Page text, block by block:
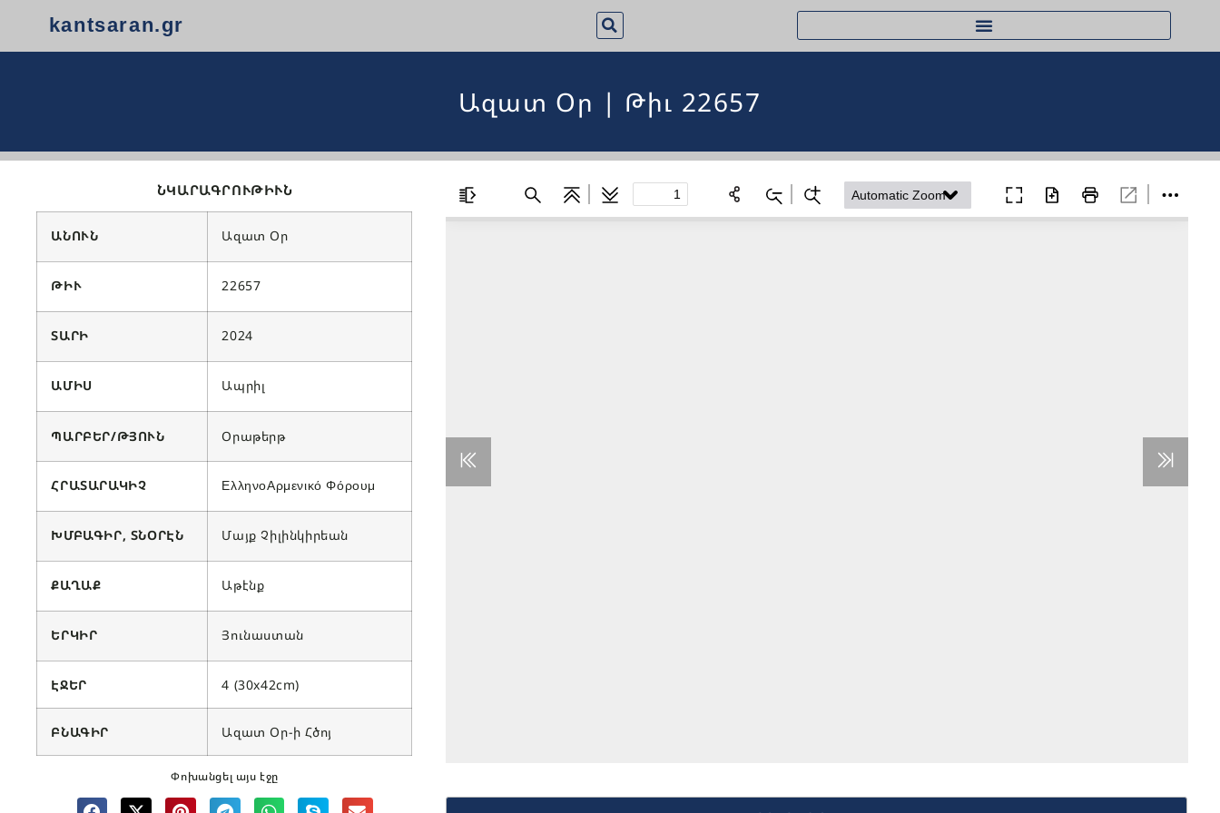
kantsaran.gr
Ազատ Օր | Թիւ 22657
ՆԿԱՐԱԳՐՈՒԹԻՒՆ
ԱՆՈՒՆ Ազատ Օր
ԹԻՒ 22657
ՏԱՐԻ 2024
ԱՄԻՍ Ապրիլ
ՊԱՐԲԵՐ/ԹՅՈՒՆ Օրաթերթ
ՀՐԱՏԱՐԱԿԻՉ ΕλληνοΑρμενικό Φόρουμ
ԽՄԲԱԳԻՐ, ՏՆՕՐԷՆ Մայք Չիլինկիրեան
ՔԱՂԱՔ Աթէնք
ԵՐԿԻՐ Յունաստան
ԷՋԵՐ 4 (30x42cm)
ԲՆԱԳԻՐ Ազատ Օր-ի Հծոյ
Փոխանցել այս էջը